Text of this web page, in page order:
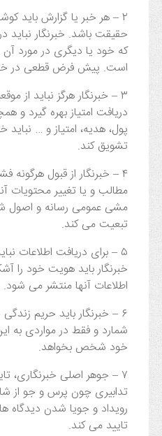
۲ – هر خبر یا گزارش
حقیقت باشد. خبرنگار نباید
که خود یا دیگری در مورد
است. پیش فرض قطعی در
۳ – خبرنگار هرگز نباید از
دریافت امتیاز بهره گیرد
پول، هدیه، امتیاز و … نباید
تشویق کند.
۴ – خبرنگار از قبول هرگونه
مطالب و یا تغییر محتویات
مشی عمومی رسانه و اصول
تبعیت می کند.
۵ – برای دریافت اطلاعات
خبرنگار باید هویت خود را
اطلاعات آنها منتشر می شود.
۶ – خبرنگار باید حریم
شمارد و فقط در مواردی به
خود شخص بخواهد.
۷ – جوهر اصلی
تدابیری چون پرس و جو از
رویداد و جویا شدن
تایید می کند.